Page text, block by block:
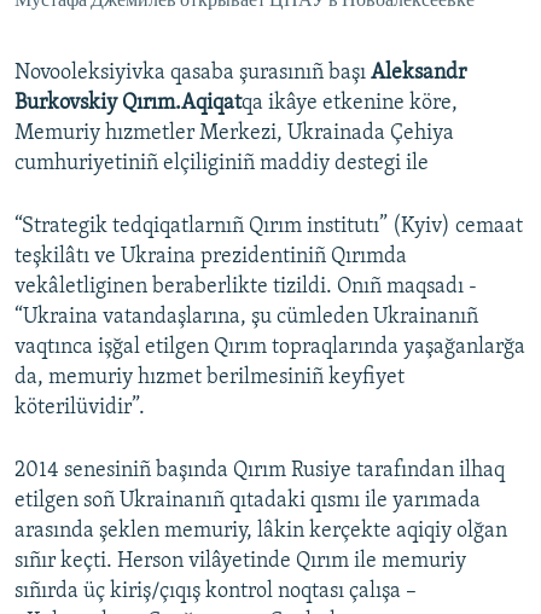
Novooleksiyivka qasaba şurasınıñ başı Aleksandr
Burkovskiy Qırım.Aqiqatqa ikâye etkenine köre,
Memuriy hızmetler Merkezi, Ukrainada Çehiya
cumhuriyetiniñ elçiliginiñ maddiy destegi ile
“Strategik tedqiqatlarnıñ Qırım institutı” (Kyiv) cemaat
teşkilâtı ve Ukraina prezidentiniñ Qırımda
vekâletliginen beraberlikte tizildi. Onıñ maqsadı -
“Ukraina vatandaşlarına, şu cümleden Ukrainanıñ
vaqtınca işğal etilgen Qırım topraqlarında yaşağanlarğa
da, memuriy hızmet berilmesiniñ keyfiyet
köterilüvidir”.
2014 senesiniñ başında Qırım Rusiye tarafından ilhaq
etilgen soñ Ukrainanıñ qıtadaki qısmı ile yarımada
arasında şeklen memuriy, lâkin kerçekte aqiqiy olğan
sıñır keçti. Herson vilâyetinde Qırım ile memuriy
sıñırda üç kiriş/çıqış kontrol noqtası çalışa –